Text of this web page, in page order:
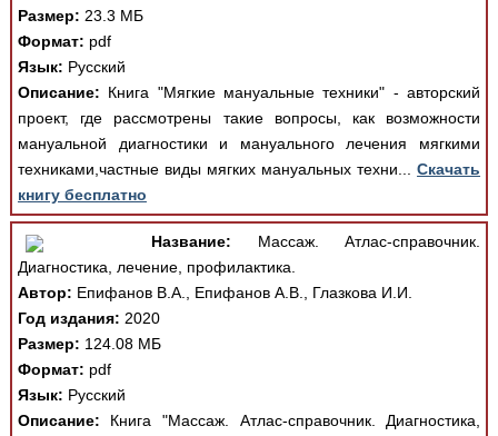
Размер: 23.3 МБ
Формат: pdf
Язык: Русский
Описание: Книга "Мягкие мануальные техники" - авторский
проект, где рассмотрены такие вопросы, как возможности
мануальной диагностики и мануального лечения мягкими
техниками,частные виды мягких мануальных техни...Скачать
книгу бесплатно
Название: Массаж. Атлас-справочник.
Диагностика, лечение, профилактика.
Автор: Епифанов В.А., Епифанов А.В., Глазкова И.И.
Год издания: 2020
Размер: 124.08 МБ
Формат: pdf
Язык: Русский
Описание: Книга "Массаж. Атлас-справочник. Диагностика,